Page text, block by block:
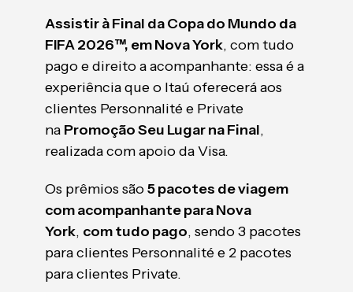
Assistir à Final da Copa do Mundo da
FIFA 2026™, em Nova York, com tudo
pago e direito a acompanhante: essa é a
experiência que o Itaú oferecerá aos
clientes Personnalité e Private
na Promoção Seu Lugar na Final,
realizada com apoio da Visa.
Os prêmios são5 pacotes de viagem
com acompanhante para Nova
York, com tudo pago, sendo 3 pacotes
para clientes Personnalité e 2 pacotes
para clientes Private.